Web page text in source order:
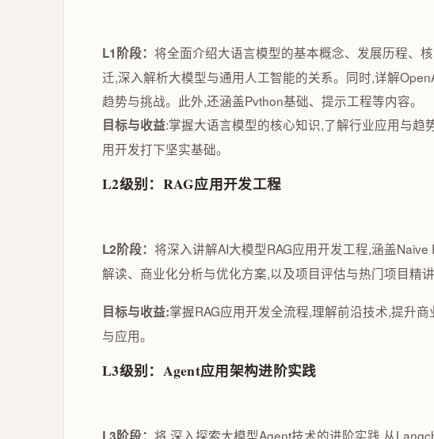
L1阶段： 将全面介绍大语言模型的基本概念、发展历程、
迁,深入解析大模型与通用人工智能的关系。同时,详解
趋势与挑战。此外,还涵盖Pvthon基础、提示工程等内容。
目标与收益:掌握大语言模型的核心知识,了解行业应用与趋
用开发打下坚实基础。
L2级别：RAG应用开发工程
L2阶段： 将深入讲解AI大模型RAG应用开发工程,涵盖
解读、商业化分析与优化方案,以及项目评估与热门项目精
目标与收益:掌握RAG应用开发全流程,理解前沿技术,提升
与应用。
L3级别：Agent应用架构进阶实践
将 深入探索大模型Agent技术的进阶实践,从